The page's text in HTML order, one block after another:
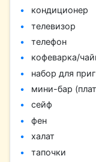
кондиционер
телевизор
телефон
кофеварка/
набор для
мини-бар
сейф
фен
халат
тапочки